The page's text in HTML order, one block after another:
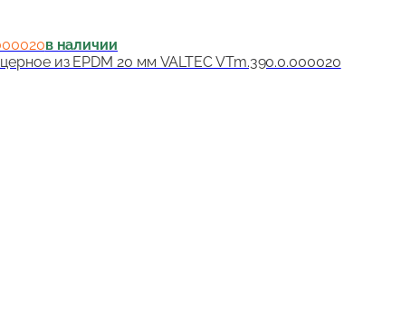
в наличии
из EPDM 20 мм VALTEC VTm.390.0.000020